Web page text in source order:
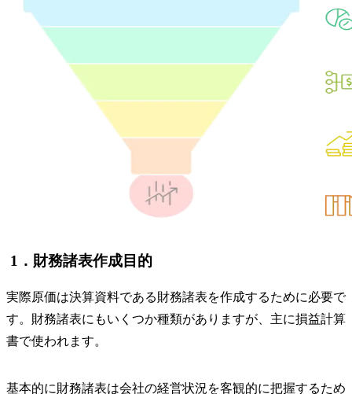
1．財務諸表作成目的
実際原価は決算資料である財務諸表を作成するために必要で
す。財務諸表にもいくつか種類がありますが、主に損益計算
書で使われます。
基本的に財務諸表は会社の経営状況を客観的に把握するため